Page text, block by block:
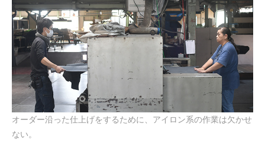
オーダー沿った仕上げをするために、アイロン系の作業は欠かせ
ない。